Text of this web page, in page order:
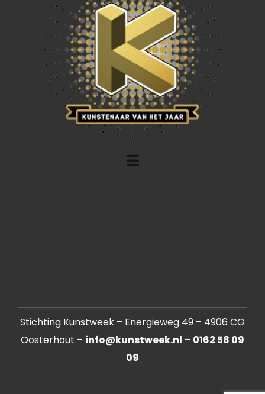
Stichting Kunstweek – Energieweg 49 – 4906 CG
Oosterhout – info@kunstweek.nl – 0162 58 09
09